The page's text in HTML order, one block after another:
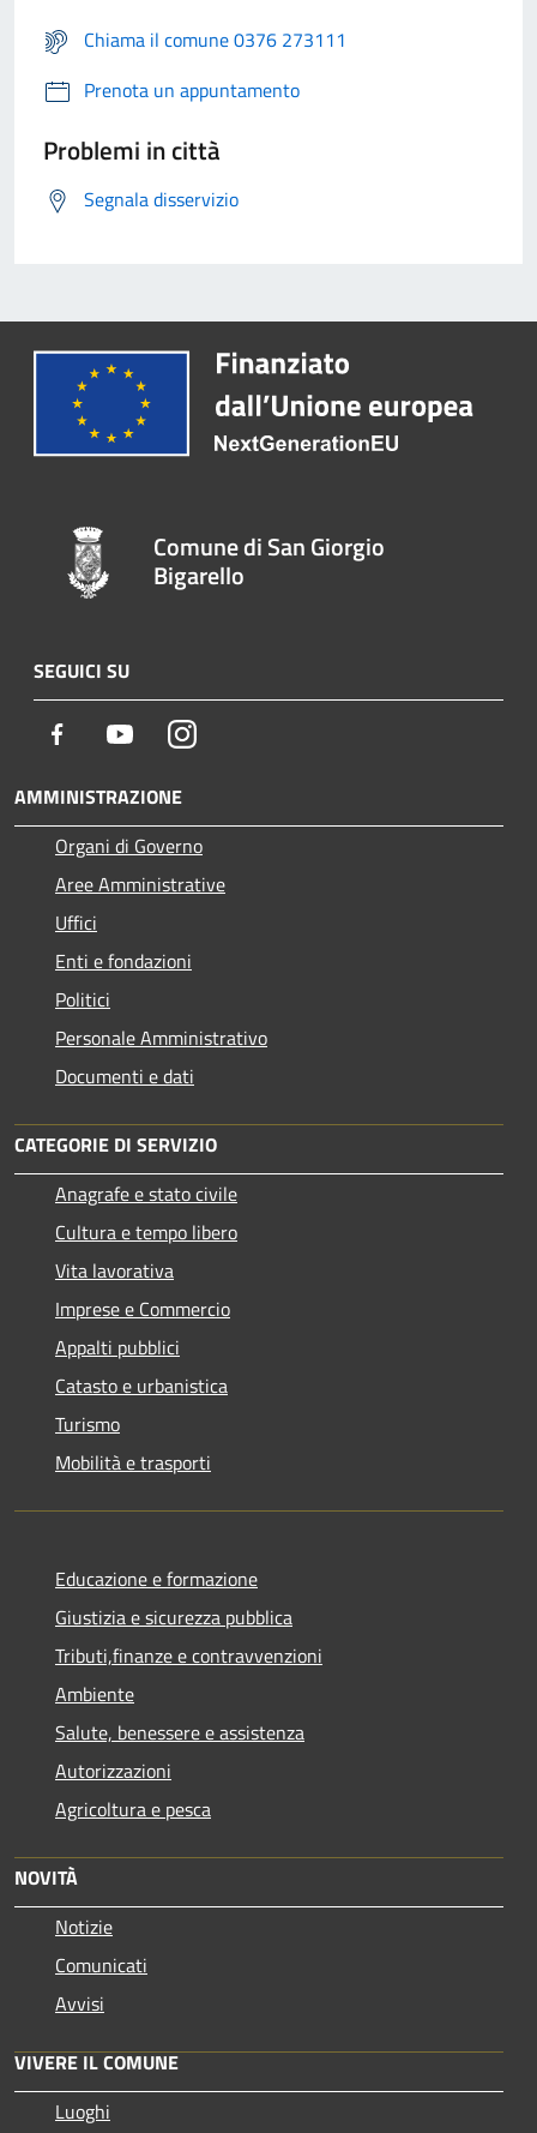
Chiama il comune 0376 273111
Prenota un appuntamento
Problemi in città
Segnala disservizio
Comune di San Giorgio
Bigarello
SEGUICI SU
Facebook YoutubeInstagram
AMMINISTRAZIONE
Organi di Governo
Aree Amministrative
Uffici
Enti e fondazioni
Politici
Personale Amministrativo
Documenti e dati
CATEGORIE DI SERVIZIO
Anagrafe e stato civile
Cultura e tempo libero
Vita lavorativa
Imprese e Commercio
Appalti pubblici
Catasto e urbanistica
Turismo
Mobilità e trasporti
Educazione e formazione
Giustizia e sicurezza pubblica
Tributi,finanze e contravvenzioni
Ambiente
Salute, benessere e assistenza
Autorizzazioni
Agricoltura e pesca
NOVITÀ
Notizie
Comunicati
Avvisi
VIVERE IL COMUNE
Luoghi